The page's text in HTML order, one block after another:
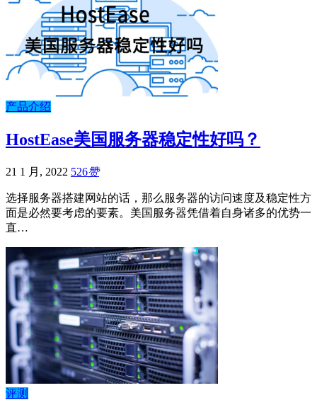
产品介绍
HostEase美国服务器稳定性好吗？
21 1 月, 2022 526赞
选择服务器搭建网站的话，那么服务器的访问速度及稳定性方
面是必然要考虑的要素。美国服务器凭借着自身诸多的优势一
直…
评测